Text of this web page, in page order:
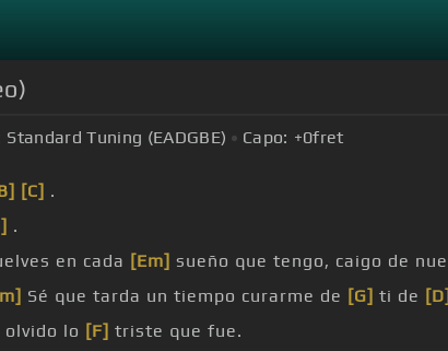
Standard Tuning (EADGBE) Capo: +0fret
[C] .
.
en cada [Em] sueño que tengo, caigo de
Sé que tarda un tiempo curarme de [G] ti de [D]
olvido lo [F] triste que fue.